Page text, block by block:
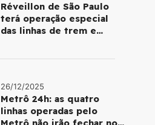
Réveillon de São Paulo
terá operação especial
das linhas de trem e
26/12/2025
Metrô 24h: as quatro
linhas operadas pelo